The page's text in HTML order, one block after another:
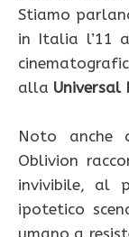
Stiamo
in Italia l’11
alla Universal
Noto
Oblivion
invivibile, al
ipotetico
umano a